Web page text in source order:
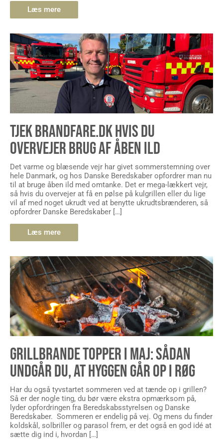
Læs mere
TJEK BRANDFARE.DK HVIS DU
OVERVEJER BRUG AF ÅBEN ILD
Det varme og blæsende vejr har givet sommerstemning over
hele Danmark, og hos Danske Beredskaber opfordrer man nu
til at bruge åben ild med omtanke. Det er mega-lækkert vejr,
så hvis du overvejer at få en pølse på kulgrillen eller du lige
vil af med noget ukrudt ved at benytte ukrudtsbrænderen, så
opfordrer Danske Beredskaber […]
Læs mere
GRILLBRANDE TOPPER I MAJ: SÅDAN
UNDGÅR DU, AT HYGGEN GÅR OP I RØG
Har du også tyvstartet sommeren ved at tænde op i grillen?
Så er der nogle ting, du bør være ekstra opmærksom på,
lyder opfordringen fra Beredskabsstyrelsen og Danske
Beredskaber. Sommeren er endelig på vej. Og mens du finder
koldskål, solbriller og parasol frem, er det også en god idé at
sætte dig ind i, hvordan […]